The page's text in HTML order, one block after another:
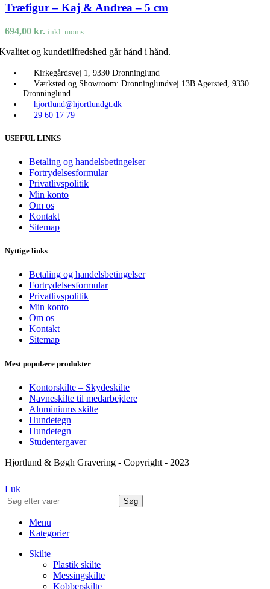
Træfigur – Kaj & Andrea – 5 cm
694,00 kr. inkl. moms
og kundetilfredshed går hånd i hånd.
Kirkegårdsvej 1, 9330 Dronninglund
Værksted og Showroom: Dronninglundvej 13B Agersted, 9330
Dronninglund
hjortlund@hjortlundgt.dk
29 60 17 79
USEFUL LINKS
Betaling og handelsbetingelser
Fortrydelsesformular
Privatlivspolitik
Min konto
Om os
Kontakt
Sitemap
Nyttige links
Betaling og handelsbetingelser
Fortrydelsesformular
Privatlivspolitik
Min konto
Om os
Kontakt
Sitemap
Mest populære produkter
Kontorskilte – Skydeskilte
Navneskilte til medarbejdere
Aluminiums skilte
Hundetegn
Hundetegn
Studentergaver
Hjortlund & Bøgh Gravering - Copyright - 2023
Luk
Søg
Menu
Kategorier
Skilte
Plastik skilte
Messingskilte
Kobberskilte